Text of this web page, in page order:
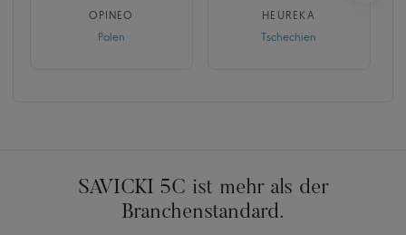
OPINEO
Polen
HEUREKA
Tschechien
SAVICKI 5C ist mehr als der
Branchenstandard.